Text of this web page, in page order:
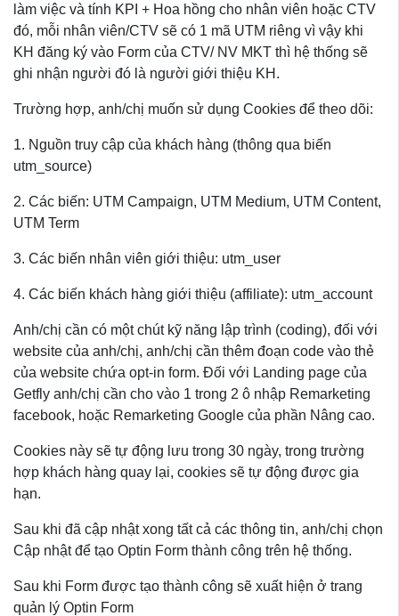
làm việc và tính KPI + Hoa hồng cho nhân viên hoặc CTV
đó, mỗi nhân viên/CTV sẽ có 1 mã UTM riêng vì vậy khi
KH đăng ký vào Form của CTV/ NV MKT thì hệ thống sẽ
ghi nhận người đó là người giới thiệu KH.
Trường hợp, anh/chị muốn sử dụng Cookies để theo dõi:
1. Nguồn truy cập của khách hàng (thông qua biến
utm_source)
2. Các biến: UTM Campaign, UTM Medium, UTM Content,
UTM Term
3. Các biến nhân viên giới thiệu: utm_user
4. Các biến khách hàng giới thiệu (affiliate): utm_account
Anh/chị cần có một chút kỹ năng lập trình (coding), đối với
website của anh/chị, anh/chị cần thêm đoạn code vào thẻ
của website chứa opt-in form. Đối với Landing page của
Getfly anh/chị cần cho vào 1 trong 2 ô nhập Remarketing
facebook, hoặc Remarketing Google của phần Nâng cao.
Cookies này sẽ tự động lưu trong 30 ngày, trong trường
hợp khách hàng quay lại, cookies sẽ tự động được gia
hạn.
Sau khi đã cập nhật xong tất cả các thông tin, anh/chị chọn
Cập nhật để tạo Optin Form thành công trên hệ thống.
Sau khi Form được tạo thành công sẽ xuất hiện ở trang
quản lý Optin Form